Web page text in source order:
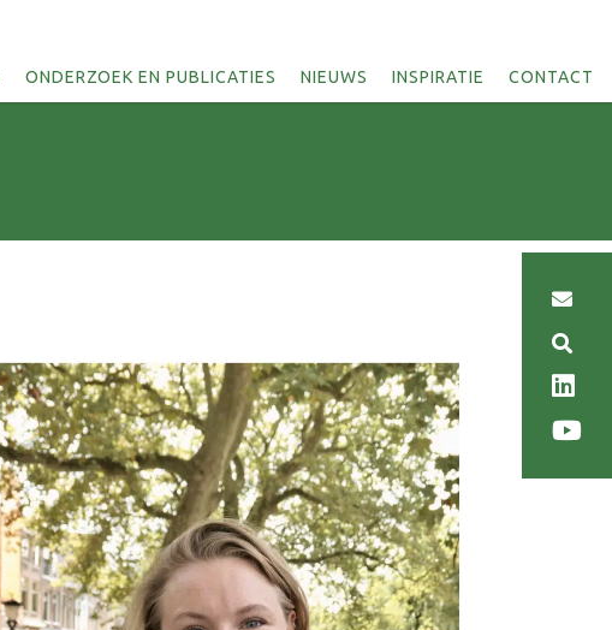
ONDERZOEK EN PUBLICATIES NIEUWS INSPIRATIE CONTACT